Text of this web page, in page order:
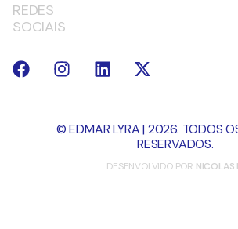
REDES
SOCIAIS
© EDMAR LYRA | 2026. TODOS
RESERVADOS.
DESENVOLVIDO POR NICOLAS